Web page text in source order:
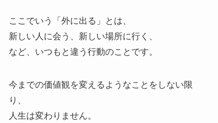
ここでいう「外に出る」とは、
新しい人に会う、新しい場所に行く、
など、いつもと違う行動のことです。
今までの価値観を変えるようなことをしない限
り、
人生は変わりません。